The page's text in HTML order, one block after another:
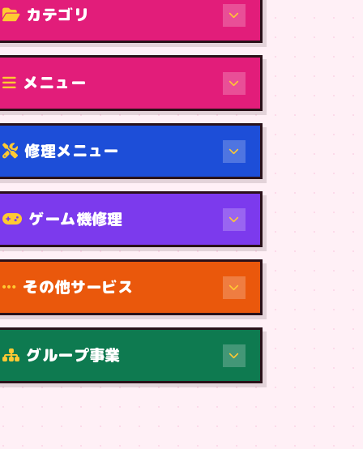
カテゴリ
修理（機種から）
メニュー
修理メニュー
機種から
ゲーム機修理
その他サービス
グループ事業